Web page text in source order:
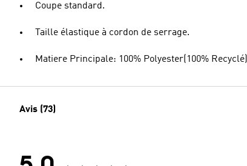
Coupe standard.
Taille élastique à cordon de serrage.
Matiere Principale: 100% Polyester(100% Recyclé)
Avis (73)